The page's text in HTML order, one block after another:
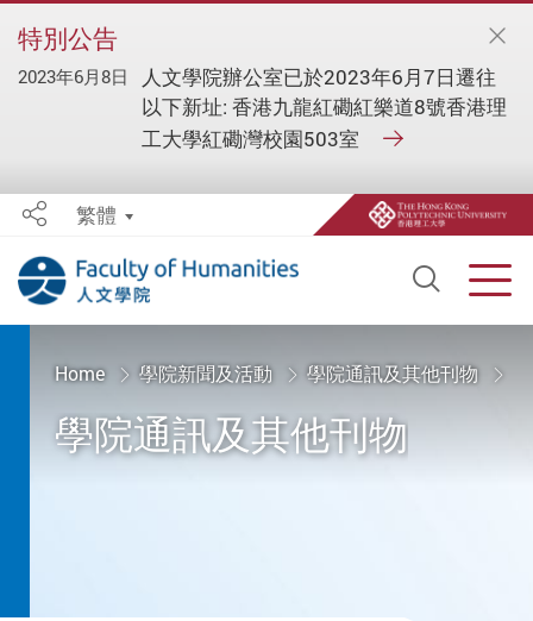
特別公告
2023年6月8日
人文學院辦公室已於2023年6月7日遷往
以下新址: 香港九龍紅磡紅樂道8號香港理
工大學紅磡灣校園503室
Open
Share繁體
Home 學院新聞及活動 學院通訊及其他刊物
學院通訊及其他刊物